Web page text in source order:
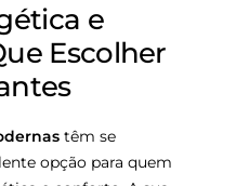
e
Escolher
têm se
opção para quem